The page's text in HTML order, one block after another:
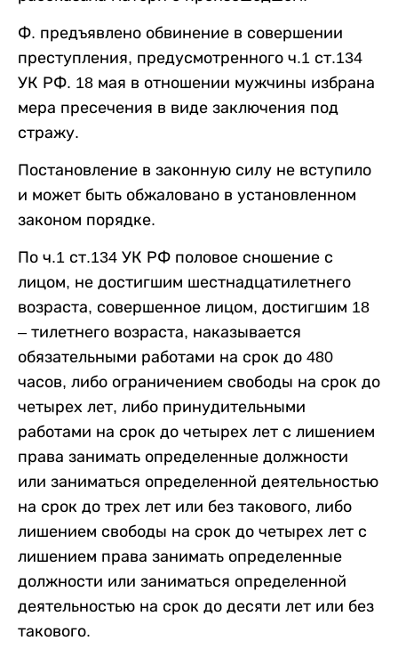
Ф. предъявлено обвинение в совершении
преступления, предусмотренного ч.1 ст.134
УК РФ. 18 мая в отношении мужчины избрана
мера пресечения в виде заключения под
стражу.
Постановление в законную силу не вступило
и может быть обжаловано в установленном
законом порядке.
По ч.1 ст.134 УК РФ половое сношение с
лицом, не достигшим шестнадцатилетнего
возраста, совершенное лицом, достигшим 18
– тилетнего возраста, наказывается
обязательными работами на срок до 480
часов, либо ограничением свободы на срок до
четырех лет, либо принудительными
работами на срок до четырех лет с лишением
права занимать определенные должности
или заниматься определенной деятельностью
на срок до трех лет или без такового, либо
лишением свободы на срок до четырех лет с
лишением права занимать определенные
должности или заниматься определенной
деятельностью на срок до десяти лет или без
такового.